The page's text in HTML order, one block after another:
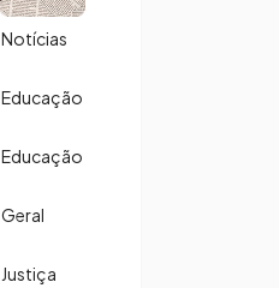
Notícias
Educação
Educação
Geral
Justiça